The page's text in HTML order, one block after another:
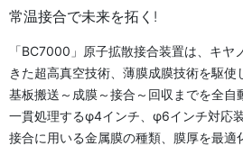
常温接合で未来を拓く!
「BC7000」原子拡散接合装置は、キヤ
きた超高真空技術、薄膜成膜技術を駆使
基板搬送～成膜～接合～回収までを全自
一貫処理するφ4インチ、φ6インチ対応装
接合に用いる金属膜の種類、膜厚を最適